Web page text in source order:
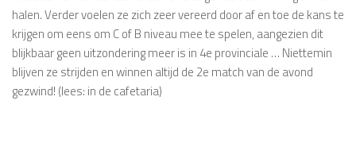
halen. Verder voelen ze zich zeer vereerd door af en toe de kans te
krijgen om eens om C of B niveau mee te spelen, aangezien dit
blijkbaar geen uitzondering meer is in 4e provinciale … Niettemin
blijven ze strijden en winnen altijd de 2e match van de avond
gezwind! (lees: in de cafetaria)